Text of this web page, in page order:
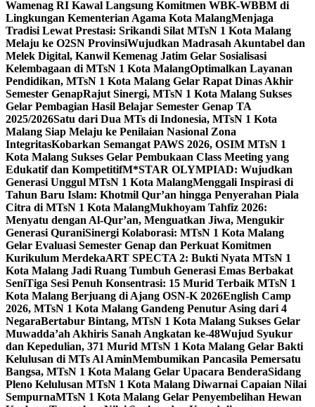
Wamenag RI Kawal Langsung Komitmen WBK-WBBM di
Lingkungan Kementerian Agama Kota MalangMenjaga
Tradisi Lewat Prestasi: Srikandi Silat MTsN 1 Kota Malang
Melaju ke O2SN ProvinsiWujudkan Madrasah Akuntabel dan
Melek Digital, Kanwil Kemenag Jatim Gelar Sosialisasi
Kelembagaan di MTsN 1 Kota MalangOptimalkan Layanan
Pendidikan, MTsN 1 Kota Malang Gelar Rapat Dinas Akhir
Semester GenapRajut Sinergi, MTsN 1 Kota Malang Sukses
Gelar Pembagian Hasil Belajar Semester Genap TA
2025/2026Satu dari Dua MTs di Indonesia, MTsN 1 Kota
Malang Siap Melaju ke Penilaian Nasional Zona
IntegritasKobarkan Semangat PAWS 2026, OSIM MTsN 1
Kota Malang Sukses Gelar Pembukaan Class Meeting yang
Edukatif dan KompetitifM*STAR OLYMPIAD: Wujudkan
Generasi Unggul MTsN 1 Kota MalangMenggali Inspirasi di
Tahun Baru Islam: Khotmil Qur’an hingga Penyerahan Piala
Citra di MTsN 1 Kota MalangMukhoyam Tahfiz 2026:
Menyatu dengan Al-Qur’an, Menguatkan Jiwa, Mengukir
Generasi QuraniSinergi Kolaborasi: MTsN 1 Kota Malang
Gelar Evaluasi Semester Genap dan Perkuat Komitmen
Kurikulum MerdekaART SPECTA 2: Bukti Nyata MTsN 1
Kota Malang Jadi Ruang Tumbuh Generasi Emas Berbakat
SeniTiga Sesi Penuh Konsentrasi: 15 Murid Terbaik MTsN 1
Kota Malang Berjuang di Ajang OSN-K 2026English Camp
2026, MTsN 1 Kota Malang Gandeng Penutur Asing dari 4
NegaraBertabur Bintang, MTsN 1 Kota Malang Sukses Gelar
Muwadda’ah Akhiris Sanah Angkatan ke-48Wujud Syukur
dan Kepedulian, 371 Murid MTsN 1 Kota Malang Gelar Bakti
Kelulusan di MTs Al AminMembumikan Pancasila Pemersatu
Bangsa, MTsN 1 Kota Malang Gelar Upacara BenderaSidang
Pleno Kelulusan MTsN 1 Kota Malang Diwarnai Capaian Nilai
SempurnaMTsN 1 Kota Malang Gelar Penyembelihan Hewan